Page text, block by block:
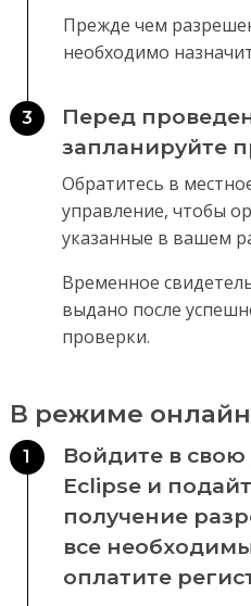
Прежде чем
необходимо
3
Перед
запланируйте
Обратитесь в
управление, чтобы
указанные в вашем
Временное
выдано после
проверки.
В режиме онлайн
1
Войдите в свою
Eclipse и
получение
все
оплатите